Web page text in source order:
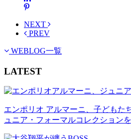
NEXT
PREV
WEBLOG一覧
LATEST
エンポリオ アルマーニ、子どもた
ュニア・フォーマルコレクション